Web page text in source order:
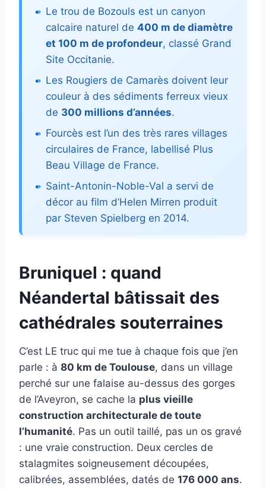
Le trou de Bozouls est un canyon
calcaire naturel de 400 m de diamètre
et 100 m de profondeur, classé Grand
Site Occitanie.
Les Rougiers de Camarès doivent leur
couleur à des sédiments ferreux vieux
de 300 millions d’années.
Fourcès est l’un des très rares villages
circulaires de France, labellisé Plus
Beau Village de France.
Saint-Antonin-Noble-Val a servi de
décor au film d’Helen Mirren produit
par Steven Spielberg en 2014.
Bruniquel : quand
Néandertal bâtissait des
cathédrales souterraines
C’est LE truc qui me tue à chaque fois que j’en
parle : à 80 km de Toulouse, dans un village
perché sur une falaise au-dessus des gorges
de l’Aveyron, se cache la plus vieille
construction architecturale de toute
l’humanité. Pas un outil taillé, pas un os gravé
: une vraie construction. Deux cercles de
stalagmites soigneusement découpées,
calibrées, assemblées, datés de 176 000 ans.